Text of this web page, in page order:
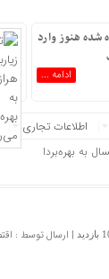
شده هنوز وارد
ادامه ...
اطلاعات تجاری
به بهره‌برداری
| ارسال توسط :